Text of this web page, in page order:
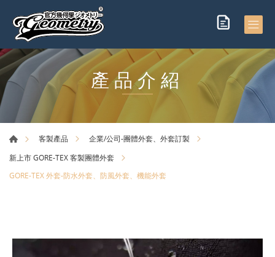
產品介紹
客製產品
企業/公司-團體外套、外套訂製
新上市 GORE-TEX 客製團體外套
GORE-TEX 外套-防水外套、防風外套、機能外套